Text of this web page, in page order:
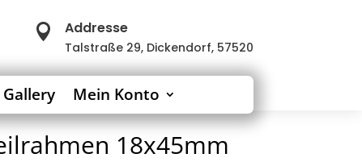
 Addresse
Talstraße 29, Dickendorf, 57520
Mein Konto
18x45mm